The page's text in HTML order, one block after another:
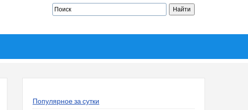
Популярное за сутки